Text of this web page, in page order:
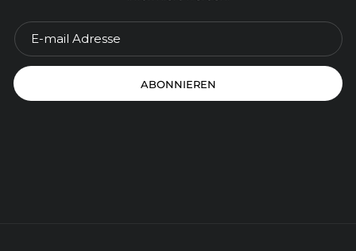
ABONNIEREN